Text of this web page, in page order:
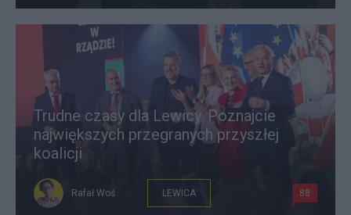
Trudne czasy dla Lewicy. Poznajcie
największych przegranych przyszłej
koalicji
Rafał Woś LEWICA 88